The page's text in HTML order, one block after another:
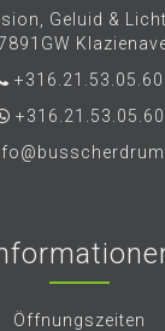
Geluid &
+316.21.53.05.60
+316.21.53.05.60
Öffnungszeiten